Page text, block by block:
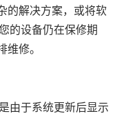
的解决方案，或将软
的设备仍在保修期
修。
由于系统更新后显示